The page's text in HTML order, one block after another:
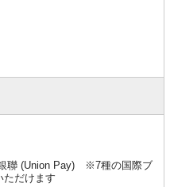
聯 (Union Pay) ※7種の国際ブ
ただけます